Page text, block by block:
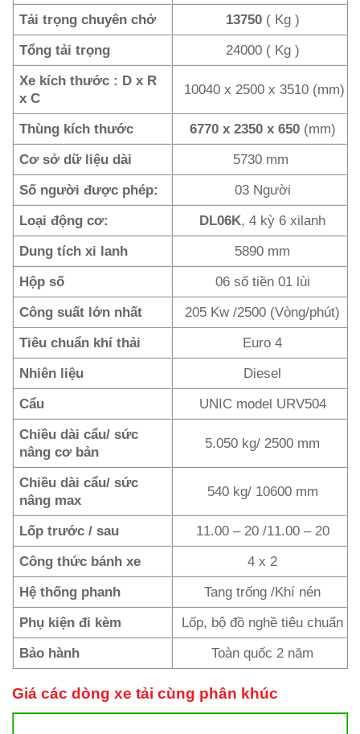
Tải trọng chuyên chở
13750 ( Kg )
Tổng tải trọng
24000 ( Kg )
Xe kích thước : D x R
x C
10040 x 2500 x 3510 (mm)
Thùng kích thước 6770 x 2350 x 650 (mm)
Cơ sở dữ liệu dài
5730 mm
Số người được phép:
03 Người
Loại động cơ:
DL06K, 4 kỳ 6 xilanh
Dung tích xi lanh
5890 mm
Hộp số
06 số tiền 01 lùi
Công suất lớn nhất
205 Kw /2500 (Vòng/phút)
Tiêu chuẩn khí thải
Euro 4
Nhiên liệu
Diesel
Cẩu
UNIC model URV504
Chiều dài cẩu/ sức
nâng cơ bản
5.050 kg/ 2500 mm
Chiều dài cẩu/ sức
nâng max
540 kg/ 10600 mm
Lốp trước / sau
11.00 – 20 /11.00 – 20
Công thức bánh xe
4 x 2
Hệ thống phanh
Tang trống /Khí nén
Phụ kiện đi kèm
Lốp, bộ đồ nghề tiêu chuẩn
Bảo hành
Toàn quốc 2 năm
Giá các dòng xe tải cùng phân khúc